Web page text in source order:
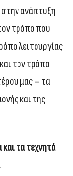
στην ανάπτυξη
τρόπο που
λειτουργίας
τον τρόπο
μας – τα
και της
τα τεχνητά